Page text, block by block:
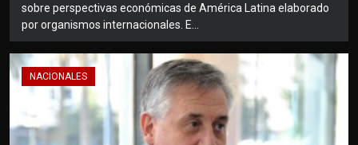
sobre perspectivas económicas de América Latina elaborado
por organismos internacionales. E...
NACIONALES